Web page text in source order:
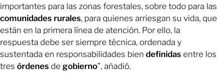
importantes para las zonas forestales, sobre todo para las
comunidades rurales, para quienes arriesgan su vida, que
están en la primera línea de atención. Por ello, la
respuesta debe ser siempre técnica, ordenada y
sustentada en responsabilidades bien definidas entre los
tres órdenes de gobierno”, añadió.